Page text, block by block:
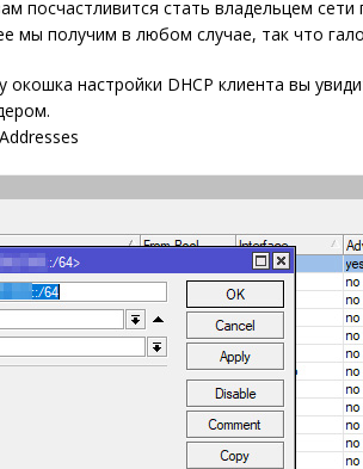
посчастливится стать владельцем сети
получим в любом случае, так что
настройки DHCP клиента вы